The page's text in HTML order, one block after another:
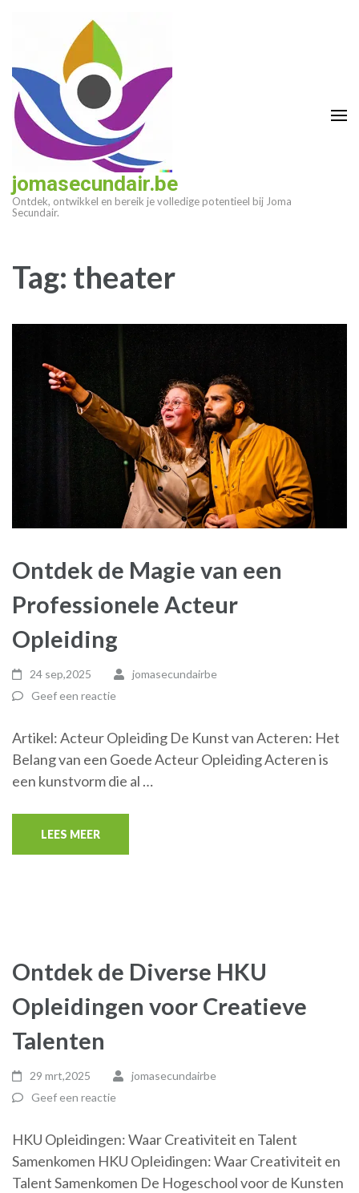
(druk
enter)
jomasecundair.be
Ontdek, ontwikkel en bereik je volledige potentieel bij Joma
Secundair.
Tag: theater
Ontdek de Magie van een
Professionele Acteur
Opleiding
24 sep,2025
jomasecundairbe
Geef een reactie
Artikel: Acteur Opleiding De Kunst van Acteren: Het
Belang van een Goede Acteur Opleiding Acteren is
een kunstvorm die al …
LEES MEER
Ontdek de Diverse HKU
Opleidingen voor Creatieve
Talenten
29 mrt,2025
jomasecundairbe
Geef een reactie
HKU Opleidingen: Waar Creativiteit en Talent
Samenkomen HKU Opleidingen: Waar Creativiteit en
Talent Samenkomen De Hogeschool voor de Kunsten